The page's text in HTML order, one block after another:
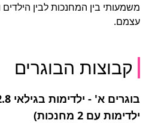
משמעותי בין המחנכות לבין הילדים
עצמם.
קבוצות הבוגרים
ילדימות עם 2 מחנכות)